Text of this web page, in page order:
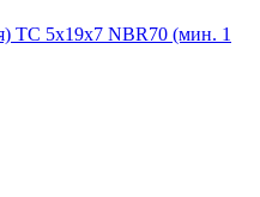
TC 5х19х7 NBR70 (мин. 1